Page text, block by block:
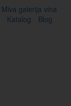
Miva galerija vina
Katalog Blog